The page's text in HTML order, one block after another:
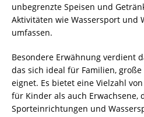
unbegrenzte Speisen und
Aktivitäten wie Wassersport und
umfassen.
Besondere Erwähnung verdient
das sich ideal für Familien,
eignet. Es bietet eine Vielzahl
für Kinder als auch Erwachsene,
Sporteinrichtungen und